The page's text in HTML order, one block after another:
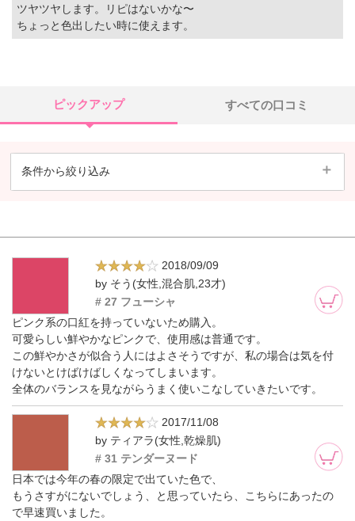
ツヤツヤします。リピはないかな〜
ちょっと色出したい時に使えます。
ピックアップ すべての口コミ
条件から絞り込み
2018/09/09
by そう(女性,混合肌,23才)
# 27 フューシャ
ピンク系の口紅を持っていないため購入。
可愛らしい鮮やかなピンクで、使用感は普通です。
この鮮やかさが似合う人にはよさそうですが、私の場合は気を付
けないとけばけばしくなってしまいます。
全体のバランスを見ながらうまく使いこなしていきたいです。
2017/11/08
by ティアラ(女性,乾燥肌)
# 31 テンダーヌード
日本では今年の春の限定で出ていた色で、
もうさすがにないでしょう、と思っていたら、こちらにあったの
で早速買いました。